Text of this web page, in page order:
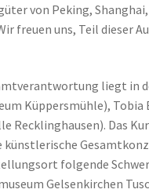
von Peking,
freuen uns, Teil dieser
liegt in
Küppersmühle),
Recklinghausen). Das
künstlerische
folgende
Gelsenkirchen